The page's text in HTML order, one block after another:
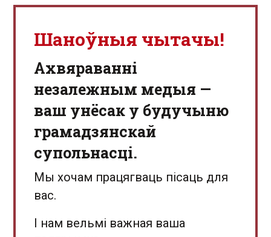
Шаноўныя чытачы!
Aхвяраванні
незалежным медыя —
ваш унёсак у будучыню
грамадзянскай
супольнасці.
Мы хочам працягваць пісаць для
вас.
І нам вельмі важная ваша